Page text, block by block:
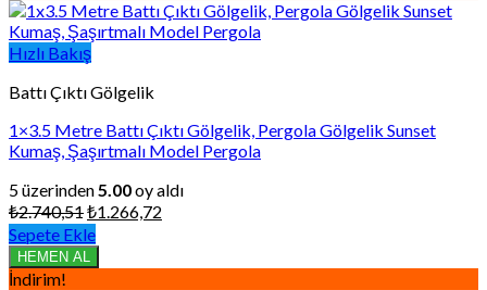
Hızlı Bakış
Battı Çıktı Gölgelik
1×3.5 Metre Battı Çıktı Gölgelik, Pergola Gölgelik Sunset
Kumaş, Şaşırtmalı Model Pergola
5 üzerinden 5.00oy aldı
₺2.740,51Orijinal
fiyat:
₺2.740,51.
₺1.266,72
₺1.266,72.
Sepete Ekle
HEMEN AL
İndirim!